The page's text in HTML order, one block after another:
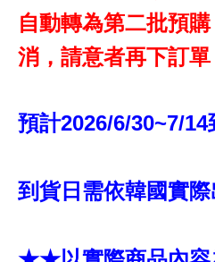
自動轉為第二批預
消，請意者再下訂
預計2026/6/30~7/14
到貨日需依韓國實際